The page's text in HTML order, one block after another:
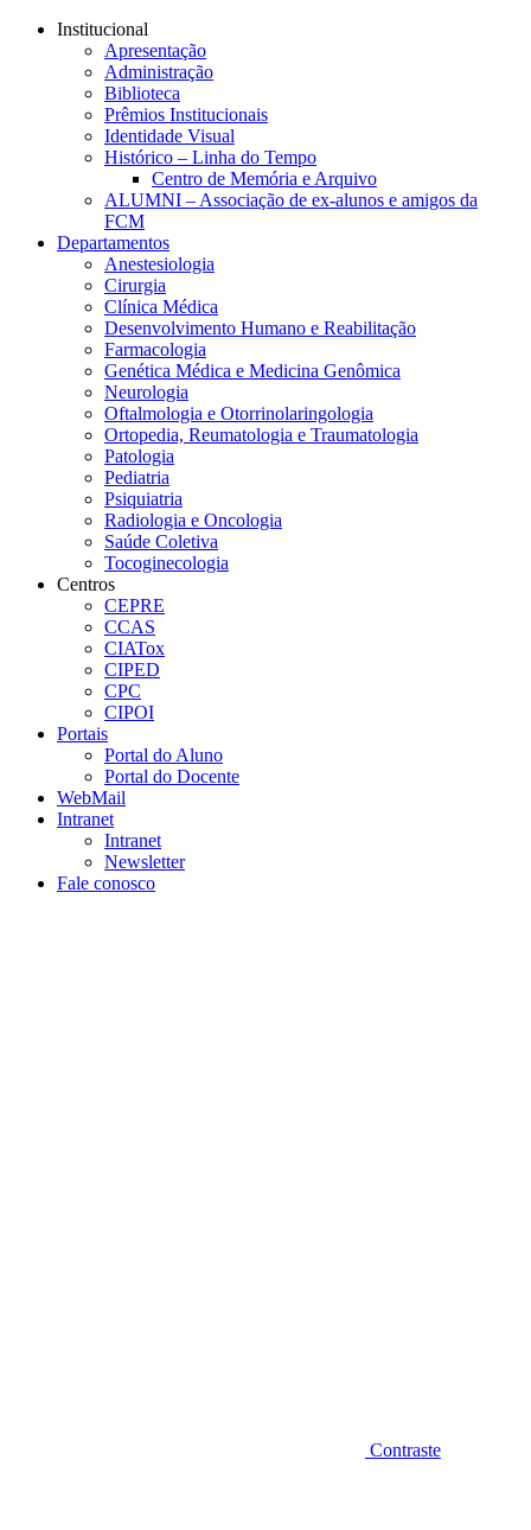
Conteúdo principal
Institucional
Apresentação
Administração
Biblioteca
Prêmios Institucionais
Identidade Visual
Histórico – Linha do Tempo
Centro de Memória e Arquivo
ALUMNI – Associação de ex-alunos e amigos da
FCM
Departamentos
Anestesiologia
Cirurgia
Clínica Médica
Desenvolvimento Humano e Reabilitação
Farmacologia
Genética Médica e Medicina Genômica
Neurologia
Oftalmologia e Otorrinolaringologia
Ortopedia, Reumatologia e Traumatologia
Patologia
Pediatria
Psiquiatria
Radiologia e Oncologia
Saúde Coletiva
Tocoginecologia
Centros
CEPRE
CCAS
CIATox
CIPED
CPC
CIPOI
Portais
Portal do Aluno
Portal do Docente
WebMail
Intranet
Intranet
Newsletter
Fale conosco
Contraste